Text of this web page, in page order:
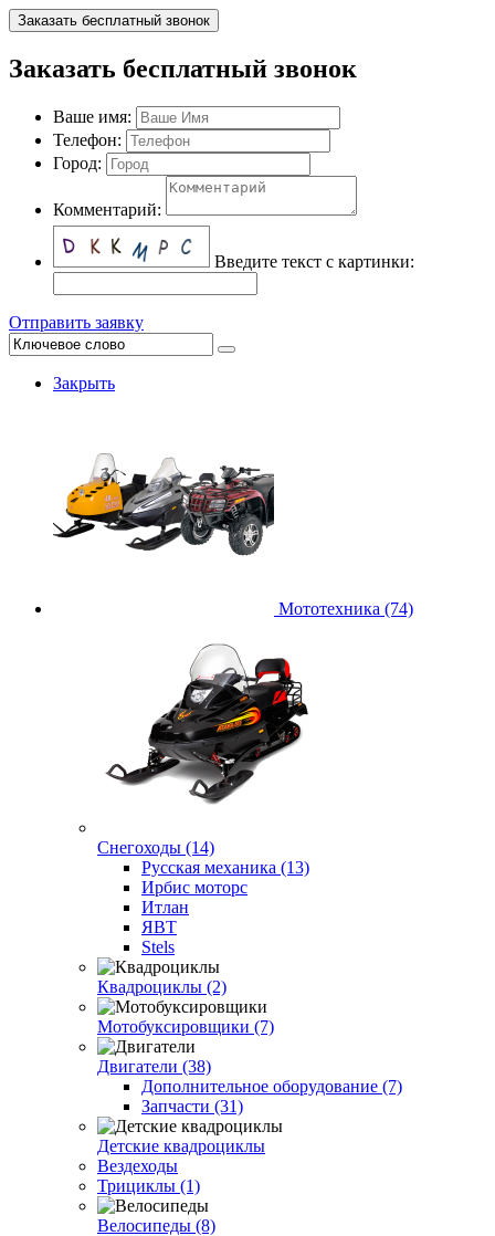
Заказать бесплатный звонок
Заказать бесплатный звонок
Ваше имя:
Телефон:
Город:
Комментарий:
Введите текст с картинки:
Отправить заявку
Закрыть
Мототехника (74)
Снегоходы (14)
Русская механика (13)
Ирбис моторс
Итлан
ЯВТ
Stels
Квадроциклы (2)
Мотобуксировщики (7)
Двигатели (38)
Дополнительное оборудование (7)
Запчасти (31)
Детские квадроциклы
Вездеходы
Трициклы (1)
Велосипеды (8)